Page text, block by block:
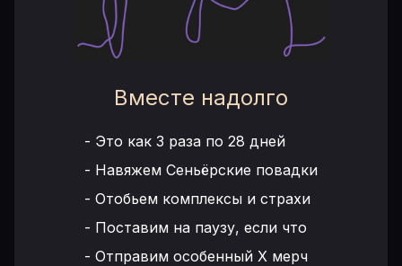
Вместе надолго
- Это как 3 раза по 28 дней
- Навяжем Сеньёрские повадки
- Отобьем комплексы и страхи
- Поставим на паузу, если что
- Отправим особенный Х мерч